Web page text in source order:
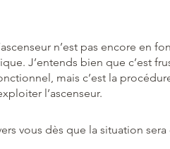
n’est pas encore en
J’entends bien que c’est
mais c’est la
l’ascenseur.
vous dès que la situation